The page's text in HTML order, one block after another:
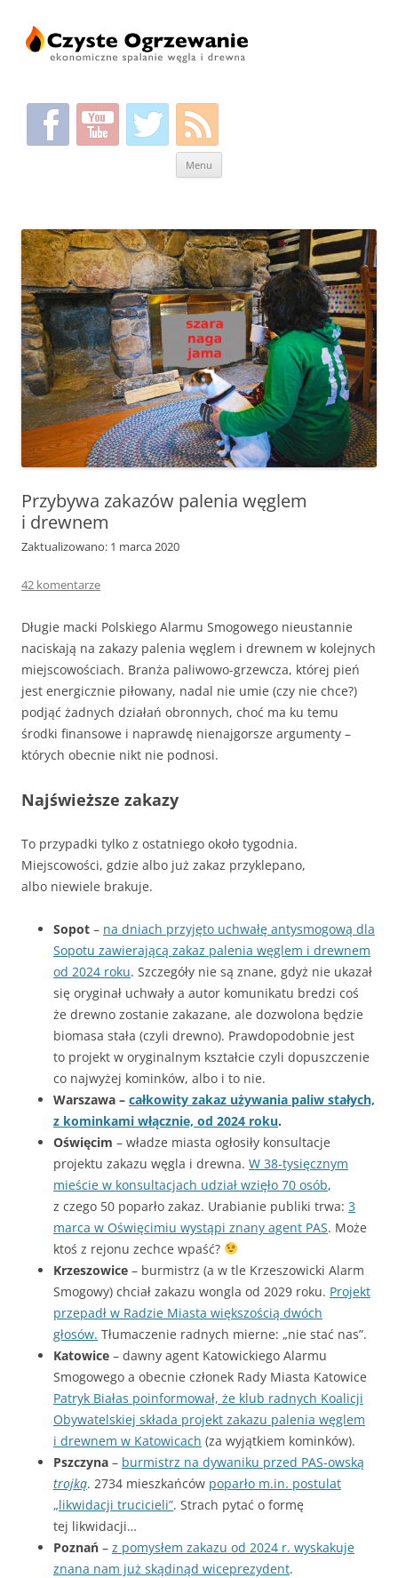
Menu
Przybywa zakazów palenia węglem
i drewnem
Zaktualizowano: 1 marca 2020
42 komentarze
Długie macki Polskiego Alarmu Smogowego nieustannie
naciskają na zakazy palenia węglem i drewnem w kolejnych
miejscowościach. Branża paliwowo-grzewcza, której pień
jest energicznie piłowany, nadal nie umie (czy nie chce?)
podjąć żadnych działań obronnych, choć ma ku temu
środki finansowe i naprawdę nienajgorsze argumenty –
których obecnie nikt nie podnosi.
Najświeższe zakazy
To przypadki tylko z ostatniego około tygodnia.
Miejscowości, gdzie albo już zakaz przyklepano,
albo niewiele brakuje.
Sopot – na dniach przyjęto uchwałę antysmogową dla
Sopotu zawierającą zakaz palenia węglem i drewnem
od 2024 roku. Szczegóły nie są znane, gdyż nie ukazał
się oryginał uchwały a autor komunikatu bredzi coś
że drewno zostanie zakazane, ale dozwolona będzie
biomasa stała (czyli drewno). Prawdopodobnie jest
to projekt w oryginalnym kształcie czyli dopuszczenie
co najwyżej kominków, albo i to nie.
Warszawa – całkowity zakaz używania paliw stałych,
z kominkami włącznie, od 2024 roku.
Oświęcim – władze miasta ogłosiły konsultacje
projektu zakazu węgla i drewna. W 38-tysięcznym
mieście w konsultacjach udział wzięło 70 osób,
z czego 50 poparło zakaz. Urabianie publiki trwa: 3
marca w Oświęcimiu wystąpi znany agent PAS. Może
ktoś z rejonu zechce wpaść?
Krzeszowice – burmistrz (a w tle Krzeszowicki Alarm
Smogowy) chciał zakazu wongla od 2029 roku. Projekt
przepadł w Radzie Miasta większością dwóch
głosów. Tłumaczenie radnych mierne: „nie stać nas”.
Katowice – dawny agent Katowickiego Alarmu
Smogowego a obecnie członek Rady Miasta Katowice
Patryk Białas poinformował, że klub radnych Koalicji
Obywatelskiej składa projekt zakazu palenia węglem
i drewnem w Katowicach (za wyjątkiem kominków).
Pszczyna – burmistrz na dywaniku przed PAS-owską
trojką. 2734 mieszkańców poparło m.in. postulat
„likwidacji trucicieli”. Strach pytać o formę
tej likwidacji…
Poznań – z pomysłem zakazu od 2024 r. wyskakuje
znana nam już skądinąd wiceprezydent.